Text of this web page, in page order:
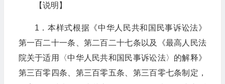
【说明】
1．本样式根据《中华人民共和国民事诉讼法》
第一百二十一条、第二百二十七条以及《最高人民法
院关于适用〈中华人民共和国民事诉讼法〉的解释》
第三百零四条、第三百零五条、第三百零七条制定，